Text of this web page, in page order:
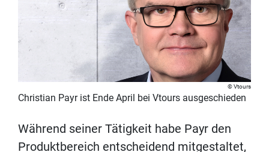
Vtours
Christian Payr ist Ende April bei Vtours ausgeschieden
Während seiner Tätigkeit habe Payr den
Produktbereich entscheidend mitgestaltet,